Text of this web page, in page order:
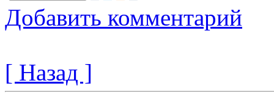
Добавить комментарий
[ Назад ]